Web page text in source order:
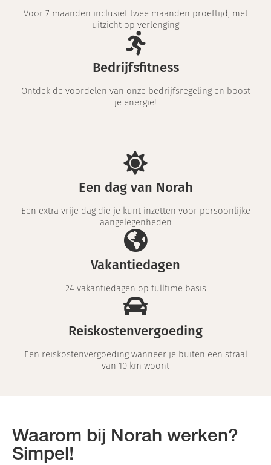
Voor 7 maanden inclusief twee maanden proeftijd, met
uitzicht op verlenging
Bedrijfsfitness
Ontdek de voordelen van onze bedrijfsregeling en boost
je energie!
Een dag van Norah
Een extra vrije dag die je kunt inzetten voor persoonlijke
aangelegenheden
Vakantiedagen
24 vakantiedagen op fulltime basis
Reiskostenvergoeding
Een reiskostenvergoeding wanneer je buiten een straal
van 10 km woont
Waarom bij Norah werken?
Simpel!